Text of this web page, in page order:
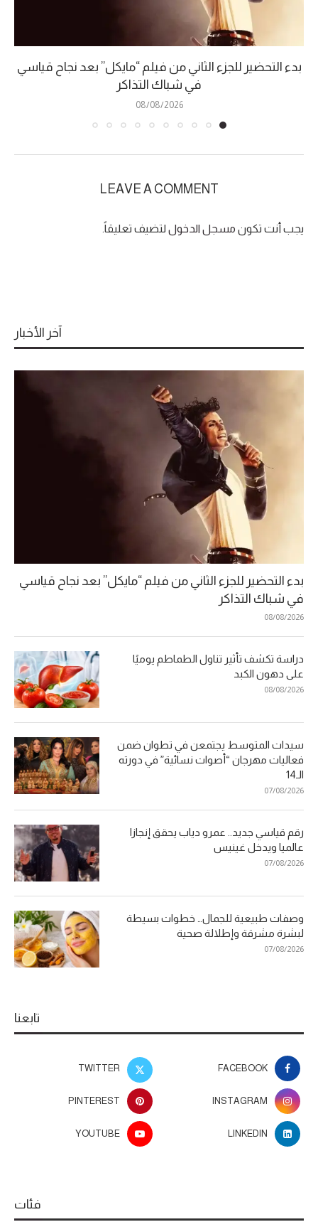
بدء التحضير للجزء الثاني من فيلم “مايكل” بعد نجاح قياسي
في شباك التذاكر
08/08/2026
LEAVE A COMMENT
يجب أنت تكون مسجل الدخول لتضيف تعليقاً.
آخر الأخبار
بدء التحضير للجزء الثاني من فيلم “مايكل” بعد نجاح قياسي
في شباك التذاكر
08/08/2026
دراسة تكشف تأثير تناول الطماطم يوميًا
على دهون الكبد
08/08/2026
سيدات المتوسط يجتمعن في تطوان ضمن
فعاليات مهرجان “أصوات نسائية” في دورته
الـ14
07/08/2026
رقم قياسي جديد.. عمرو دياب يحقق إنجازا
عالميا ويدخل غينيس
07/08/2026
وصفات طبيعية للجمال… خطوات بسيطة
لبشرة مشرقة وإطلالة صحية
07/08/2026
تابعنا
FACEBOOK
TWITTER
INSTAGRAM
PINTEREST
LINKEDIN
YOUTUBE
فئات